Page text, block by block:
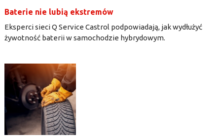
Baterie nie lubią ekstremów
Eksperci sieci Q Service Castrol podpowiadają, jak wydłużyć
żywotność baterii w samochodzie hybrydowym.